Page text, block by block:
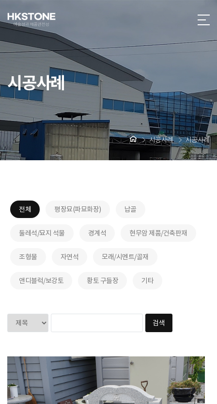
시공사례
시공사례 시공사례
전체 평장묘(파묘화장) 납골
둘레석/묘지 석물 경계석 현무암 제품/건축판재
조형물 자연석 모래/시멘트/골재
앤디블럭/보강토 황토 구들장 기타